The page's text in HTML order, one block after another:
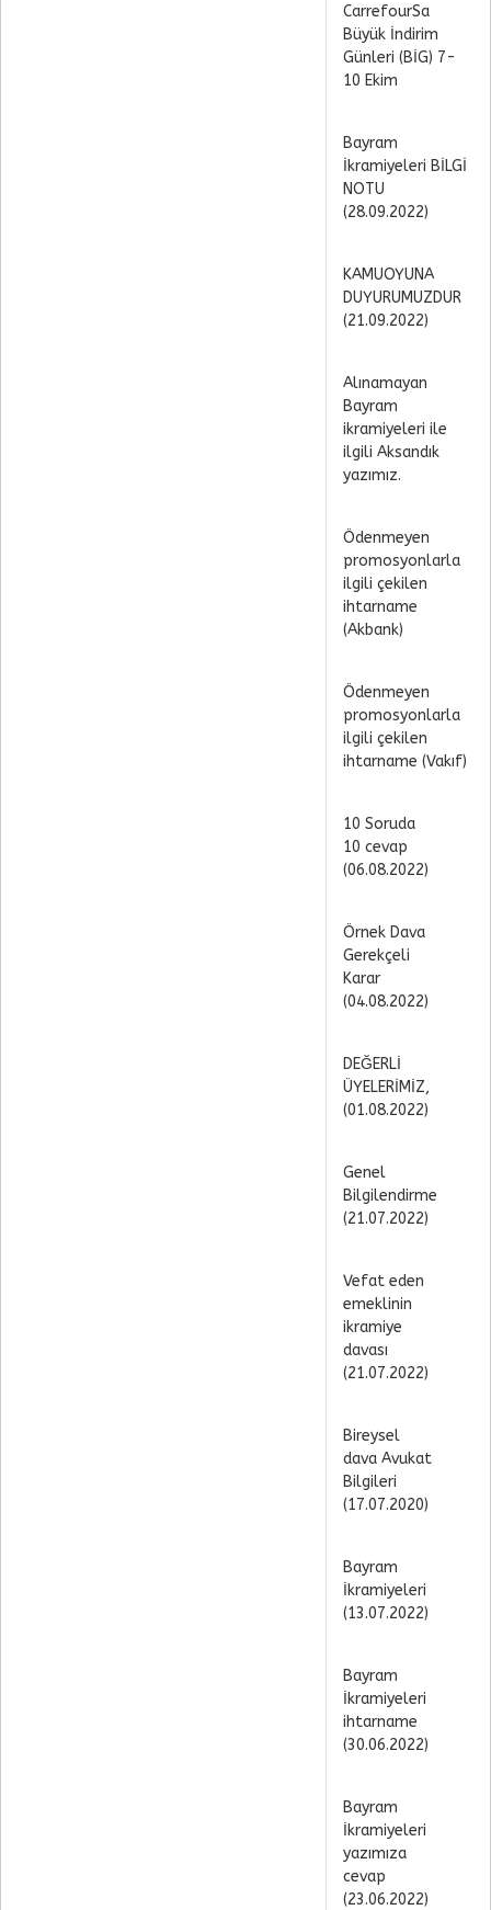
CarrefourSa
Büyük İndirim
Günleri (BİG) 7-
10 Ekim
Bayram
İkramiyeleri BİLGİ
NOTU
(28.09.2022)
KAMUOYUNA
DUYURUMUZDUR
(21.09.2022)
Alınamayan
Bayram
ikramiyeleri ile
ilgili Aksandık
yazımız.
Ödenmeyen
promosyonlarla
ilgili çekilen
ihtarname
(Akbank)
Ödenmeyen
promosyonlarla
ilgili çekilen
ihtarname (Vakıf)
10 Soruda
10 cevap
(06.08.2022)
Örnek Dava
Gerekçeli
Karar
(04.08.2022)
DEĞERLİ
ÜYELERİMİZ,
(01.08.2022)
Genel
Bilgilendirme
(21.07.2022)
Vefat eden
emeklinin
ikramiye
davası
(21.07.2022)
Bireysel
dava Avukat
Bilgileri
(17.07.2020)
Bayram
İkramiyeleri
(13.07.2022)
Bayram
İkramiyeleri
ihtarname
(30.06.2022)
Bayram
İkramiyeleri
yazımıza
cevap
(23.06.2022)